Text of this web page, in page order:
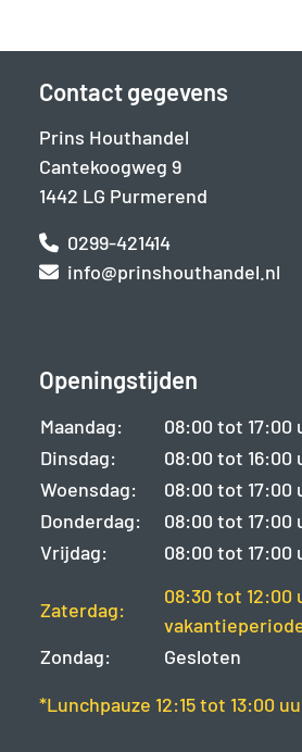
Contact gegevens
Prins Houthandel
Cantekoogweg 9
1442 LG Purmerend
0299-421414
info@prinshouthandel.nl
Openingstijden
Maandag:
08:00 tot 17:00
Dinsdag:
08:00 tot 16:00
Woensdag:
08:00 tot 17:00
Donderdag:
08:00 tot 17:00
Vrijdag:
08:00 tot 17:00
Zaterdag:
08:30 tot 12:00
Zondag:
Gesloten
*Lunchpauze 12:15 tot 13:00